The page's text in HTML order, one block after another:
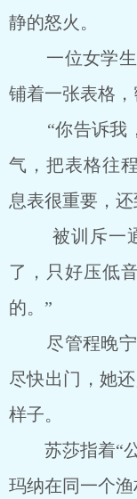
静的怒火。
一位女学生
铺着一张表格，
“你告诉我，
气，把表格往
息表很重要，
被训斥一通
了，只好压低
的。”
尽管程晚宁
尽快出门，她
样子。
苏莎指着“公
玛纳在同一个渔